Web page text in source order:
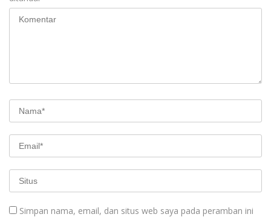
Simpan nama, email, dan situs web saya pada peramban ini